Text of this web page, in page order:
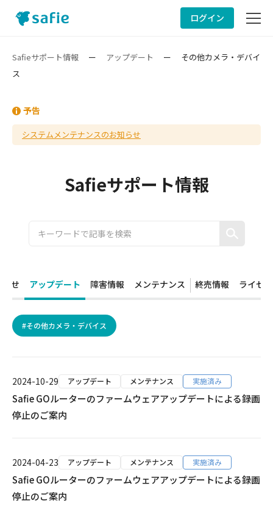
サービスサイト
ヘルプ
ログイン
Safieサポート情報 ー アップデート ー その他カメラ・デバイ
ス
予告
システムメンテナンスのお知らせ
Safieサポート情報
せ アップデート 障害情報 メンテナンス 終売情報 ライセ
#その他カメラ・デバイス
2024-10-29 アップデート メンテナンス 実施済み
Safie GOルーターのファームウェアアップデートによる録画
停止のご案内
2024-04-23 アップデート メンテナンス 実施済み
Safie GOルーターのファームウェアアップデートによる録画
停止のご案内